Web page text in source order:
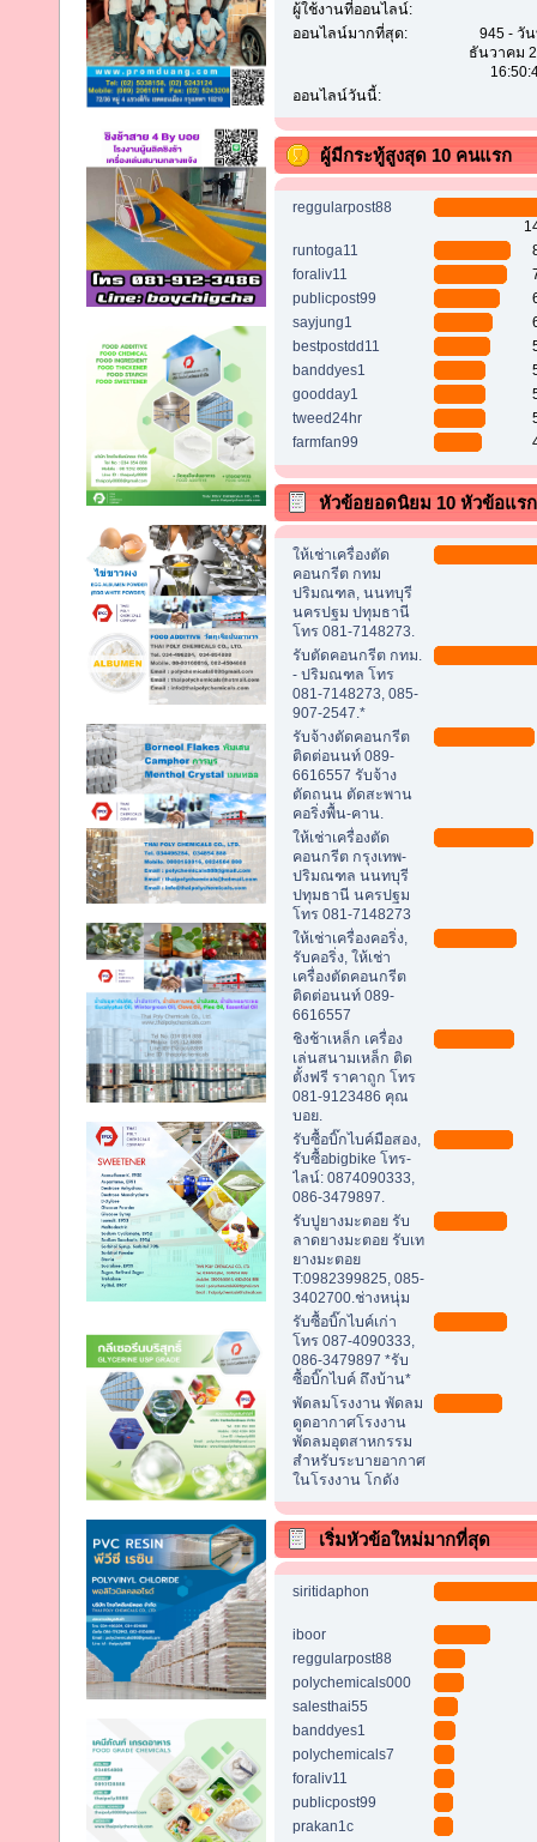
ผู้ใช้งานที่ออนไลน์:
ออนไลน์มากที่สุด:
945 - วั
ธันวาคม
ออนไลน์วันนี้:
ผู้มีกระทู้สูงสุด 10 คนแรก
reggularpost88
runtoga11
foraliv11
publicpost99
sayjung1
bestpostdd11
banddyes1
goodday1
tweed24hr
farmfan99
หัวข้อยอดนิยม 10 หัวข้อแร
ตอบสูงสุด)
ให้เช่าเครื่องตัด
คอนกรีต กทม
ปริมณฑล, นนทบุรี
นครปฐม ปทุมธานี
โทร 081-7148273.
รับตัดคอนกรีต กทม.
- ปริมณฑล โทร
081-7148273, 085-
907-2547.*
รับจ้างตัดคอนกรีต
ติดต่อนนท์ 089-
6616557 รับจ้าง
ตัดถนน ตัดสะพาน
คอริ่งพื้น-คาน.
ให้เช่าเครื่องตัด
คอนกรีต กรุงเทพ-
ปริมณฑล นนทบุรี
ปทุมธานี นครปฐม
โทร 081-7148273
ให้เช่าเครื่องคอริ่ง,
รับคอริ่ง, ให้เช่า
เครื่องตัดคอนกรีต
ติดต่อนนท์ 089-
6616557
ชิงช้าเหล็ก เครื่อง
เล่นสนามเหล็ก ติด
ตั้งฟรี ราคาถูก โทร
081-9123486 คุณ
บอย.
รับซื้อบิ๊กไบค์มือสอง,
รับซื้อbigbike โทร-
ไลน์: 0874090333,
086-3479897.
รับปูยางมะตอย รับ
ลาดยางมะตอย รับเท
ยางมะตอย
T:0982399825, 085-
3402700.ช่างหนุ่ม
รับซื้อบิ๊กไบค์เก่า
โทร 087-4090333,
086-3479897 *รับ
ซื้อบิ๊กไบค์ ถึงบ้าน*
พัดลมโรงงาน พัดลม
ดูดอากาศโรงงาน
พัดลมอุตสาหกรรม
สำหรับระบายอากาศ
ในโรงงาน โกดัง
เริ่มหัวข้อใหม่มากที่สุด
siritidaphon
iboor
reggularpost88
polychemicals000
salesthai55
banddyes1
polychemicals7
foraliv11
publicpost99
prakan1c